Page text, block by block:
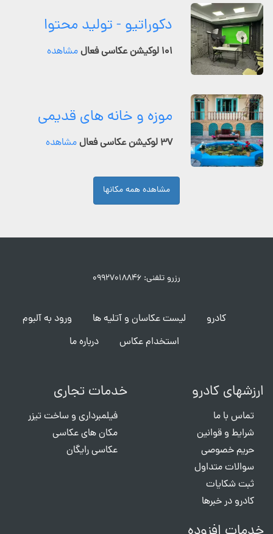
دکوراتیو - تولید محتوا
۱۰۱ لوکیشن عکاسی فعال مشاهده
موزه و خانه های قدیمی
۳۷ لوکیشن عکاسی فعال مشاهده
مشاهده همه مکانها
رزرو تلفنی: ۰۹۹۲۷۰۱۸۸۴۶
کادرو لیست عکاسان و آتلیه ها
ورود به آلبوم
استخدام عکاس
درباره ما
ارزشهای کادرو
تماس با ما
شرایط و قوانین
حریم خصوصی
سوالات متداول
ثبت شکایات
کادرو در خبرها
خدمات تجاری
فیلمبرداری و ساخت تیزر
مکان های عکاسی
عکاسی رایگان